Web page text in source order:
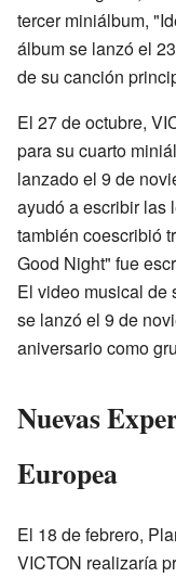
tercer miniálbum,
álbum se lanzó el
de su canción
El 27 de octubre,
para su cuarto
lanzado el 9 de
ayudó a escribir las
también coescribió
Good Night" fue
El video musical de
se lanzó el 9 de
aniversario como
Nuevas
Europea
El 18 de febrero,
VICTON realizaría